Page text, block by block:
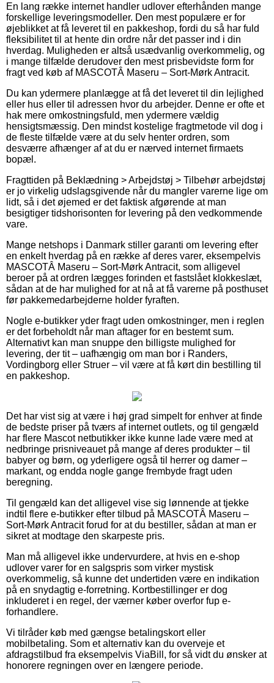
En lang række internet handler udlover efterhånden mange
forskellige leveringsmodeller. Den mest populære er for
øjeblikket at få leveret til en pakkeshop, fordi du så har fuld
fleksibilitet til at hente din ordre når det passer ind i din
hverdag. Muligheden er altså usædvanlig overkommelig, og
i mange tilfælde derudover den mest prisbevidste form for
fragt ved køb af MASCOTÂ Maseru – Sort-Mørk Antracit.
Du kan ydermere planlægge at få det leveret til din lejlighed
eller hus eller til adressen hvor du arbejder. Denne er ofte et
hak mere omkostningsfuld, men ydermere vældig
hensigtsmæssig. Den mindst kostelige fragtmetode vil dog i
de fleste tilfælde være at du selv henter ordren, som
desværre afhænger af at du er nærved internet firmaets
bopæl.
Fragttiden på Beklædning > Arbejdstøj > Tilbehør arbejdstøj
er jo virkelig udslagsgivende når du mangler varerne lige om
lidt, så i det øjemed er det faktisk afgørende at man
besigtiger tidshorisonten for levering på den vedkommende
vare.
Mange netshops i Danmark stiller garanti om levering efter
en enkelt hverdag på en række af deres varer, eksempelvis
MASCOTÂ Maseru – Sort-Mørk Antracit, som alligevel
beroer på at ordren lægges forinden et fastslået klokkeslæt,
sådan at de har mulighed for at nå at få varerne på posthuset
før pakkemedarbejderne holder fyraften.
Nogle e-butikker yder fragt uden omkostninger, men i reglen
er det forbeholdt når man aftager for en bestemt sum.
Alternativt kan man snuppe den billigste mulighed for
levering, der tit – uafhængig om man bor i Randers,
Vordingborg eller Struer – vil være at få kørt din bestilling til
en pakkeshop.
Det har vist sig at være i høj grad simpelt for enhver at finde
de bedste priser på tværs af internet outlets, og til gengæld
har flere Mascot netbutikker ikke kunne lade være med at
nedbringe prisniveauet på mange af deres produkter – til
babyer og børn, og yderligere også til herrer og damer –
markant, og endda nogle gange frembyde fragt uden
beregning.
Til gengæld kan det alligevel vise sig lønnende at tjekke
indtil flere e-butikker efter tilbud på MASCOTÂ Maseru –
Sort-Mørk Antracit forud for at du bestiller, sådan at man er
sikret at modtage den skarpeste pris.
Man må alligevel ikke undervurdere, at hvis en e-shop
udlover varer for en salgspris som virker mystisk
overkommelig, så kunne det undertiden være en indikation
på en snydagtig e-forretning. Kortbestillinger er dog
inkluderet i en regel, der værner køber overfor fup e-
forhandlere.
Vi tilråder køb med gængse betalingskort eller
mobilbetaling. Som et alternativ kan du overveje et
afdragstilbud fra eksempelvis ViaBill, for så vidt du ønsker at
honorere regningen over en længere periode.